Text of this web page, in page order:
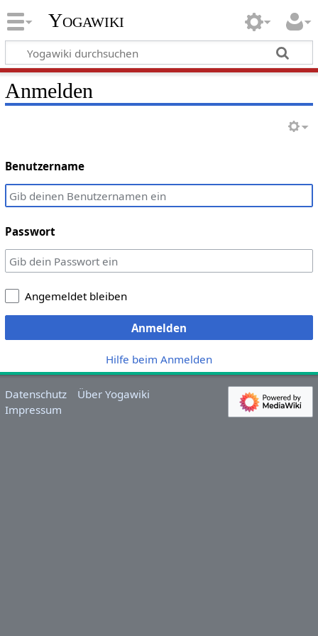
Yogawiki
Anmelden
Benutzername
Passwort
Angemeldet bleiben
Anmelden
Hilfe beim Anmelden
Datenschutz
Über Yogawiki
Impressum